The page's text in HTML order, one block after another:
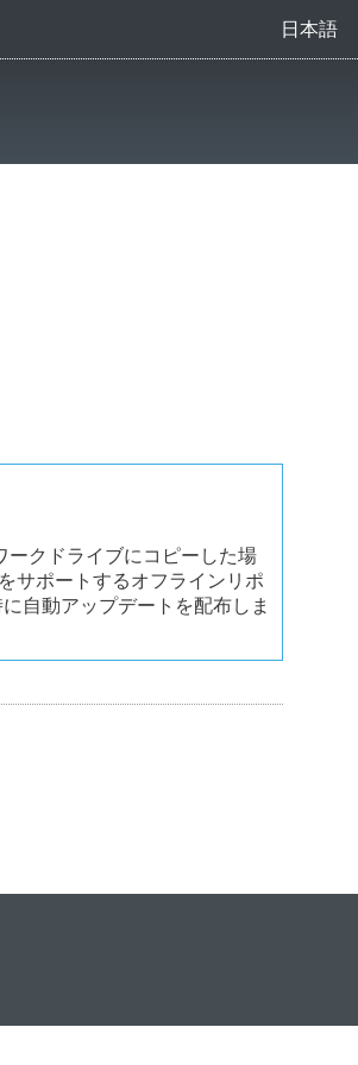
日本語
クドライブにコピーした場
サポートするオフラインリポ
自動アップデートを配布しま